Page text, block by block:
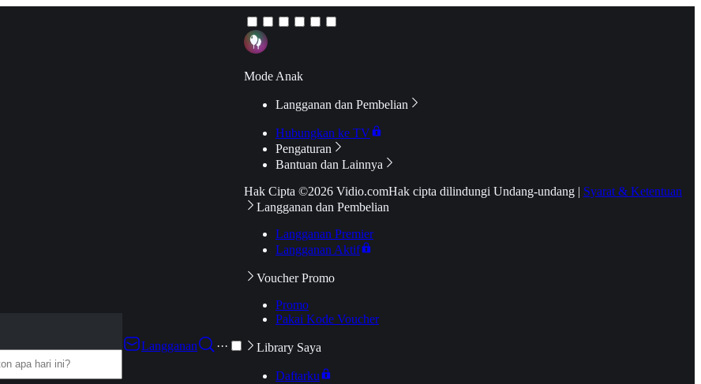
Langganan
···
Mode Anak
Langganan dan Pembelian
Hubungkan ke TV
Pengaturan
Bantuan dan Lainnya
Hak Cipta ©2026 Vidio.comHak cipta dilindungi Undang-undang | Syarat & Ketentuan
Langganan dan Pembelian
Langganan Premier
Langganan Aktif
Voucher Promo
Promo
Pakai Kode Voucher
Library Saya
Daftarku